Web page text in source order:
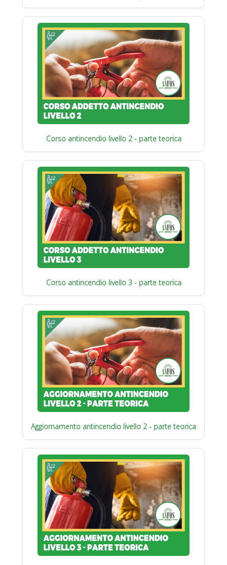
Corso antincendio livello 2 - parte teorica
Corso antincendio livello 3 - parte teorica
Aggiornamento antincendio livello 2 - parte teorica